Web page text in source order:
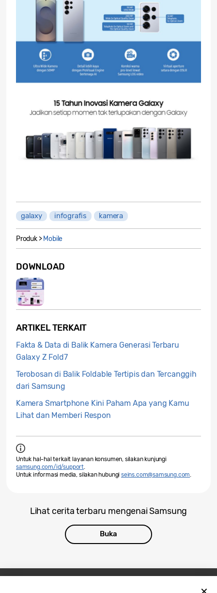
galaxy infografis kamera
Produk > Mobile
DOWNLOAD
ARTIKEL TERKAIT
Fakta & Data di Balik Kamera Generasi Terbaru
Galaxy Z Fold7
Terobosan di Balik Foldable Tertipis dan Tercanggih
dari Samsung
Kamera Smartphone Kini Paham Apa yang Kamu
Lihat dan Memberi Respon
Untuk hal-hal terkait layanan konsumen, silakan kunjungi
samsung.com/id/support
Untuk informasi media, silakan hubungi seins.com@samsung.com
Lihat cerita terbaru mengenai Samsung
Buka